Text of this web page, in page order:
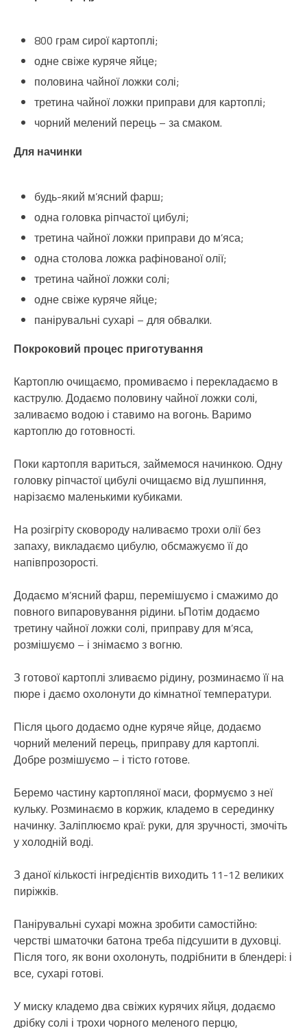
800 грам сирої картоплі;
одне свіже куряче яйце;
половина чайної ложки солі;
третина чайної ложки приправи для картоплі;
чорний мелений перець – за смаком.
Для начинки
будь-який м’ясний фарш;
одна головка ріпчастої цибулі;
третина чайної ложки приправи до м’яса;
одна столова ложка рафінованої олії;
третина чайної ложки солі;
одне свіже куряче яйце;
панірувальні сухарі – для обвалки.
Покроковий процес приготування
Картоплю очищаємо, промиваємо і перекладаємо в
каструлю. Додаємо половину чайної ложки солі,
заливаємо водою і ставимо на вогонь. Варимо
картоплю до готовності.
Поки картопля вариться, займемося начинкою. Одну
головку ріпчастої цибулі очищаємо від лушпиння,
нарізаємо маленькими кубиками.
На розігріту сковороду наливаємо трохи олії без
запаху, викладаємо цибулю, обсмажуємо її до
напівпрозорості.
Додаємо м’ясний фарш, перемішуємо і смажимо до
повного випаровування рідини. ьПотім додаємо
третину чайної ложки солі, приправу для м’яса,
розмішуємо – і знімаємо з вогню.
З готової картоплі зливаємо рідину, розминаємо її на
пюре і даємо охолонути до кімнатної температури.
Після цього додаємо одне куряче яйце, додаємо
чорний мелений перець, приправу для картоплі.
Добре розмішуємо – і тісто готове.
Беремо частину картопляної маси, формуємо з неї
кульку. Розминаємо в коржик, кладемо в серединку
начинку. Заліплюємо краї: руки, для зручності, змочіть
у холодній воді.
З даної кількості інгредієнтів виходить 11-12 великих
пиріжків.
Панірувальні сухарі можна зробити самостійно:
черстві шматочки батона треба підсушити в духовці.
Після того, як вони охолонуть, подрібнити в блендері: і
все, сухарі готові.
У миску кладемо два свіжих курячих яйця, додаємо
дрібку солі і трохи чорного меленого перцю,